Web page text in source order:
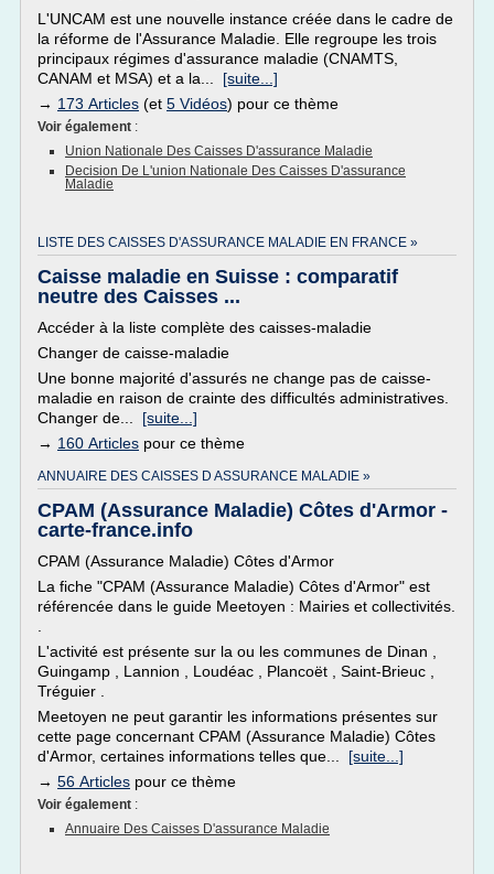
L'UNCAM est une nouvelle instance créée dans le cadre de
la réforme de l'Assurance Maladie. Elle regroupe les trois
principaux régimes d'assurance maladie (CNAMTS,
CANAM et MSA) et a la... [suite...]
→ 173 Articles (et 5 Vidéos) pour ce thème
Voir également :
Union Nationale Des Caisses D'assurance Maladie
Decision De L'union Nationale Des Caisses D'assurance
Maladie
LISTE DES CAISSES D'ASSURANCE MALADIE EN FRANCE »
Caisse maladie en Suisse : comparatif
neutre des Caisses ...
Accéder à la liste complète des caisses-maladie
Changer de caisse-maladie
Une bonne majorité d'assurés ne change pas de caisse-
maladie en raison de crainte des difficultés administratives.
Changer de... [suite...]
→ 160 Articles pour ce thème
ANNUAIRE DES CAISSES D ASSURANCE MALADIE »
CPAM (Assurance Maladie) Côtes d'Armor -
carte-france.info
CPAM (Assurance Maladie) Côtes d'Armor
La fiche "CPAM (Assurance Maladie) Côtes d'Armor" est
référencée dans le guide Meetoyen : Mairies et collectivités.
L'activité est présente sur la ou les communes de Dinan ,
Guingamp , Lannion , Loudéac , Plancoët , Saint-Brieuc ,
Tréguier .
Meetoyen ne peut garantir les informations présentes sur
cette page concernant CPAM (Assurance Maladie) Côtes
d'Armor, certaines informations telles que... [suite...]
→ 56 Articles pour ce thème
Voir également :
Annuaire Des Caisses D'assurance Maladie